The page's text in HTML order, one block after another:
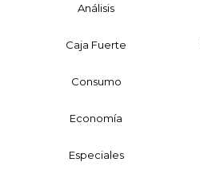
Análisis
Caja Fuerte
Consumo
Economía
Especiales